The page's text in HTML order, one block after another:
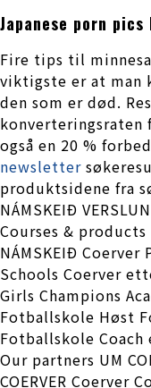
Japanese porn
Fire tips til
viktigste er at man
den som er død.
konverteringsraten
også en 20 %
newsletter
produktsidene fra
NÁMSKEIÐ
Courses & products
NÁMSKEIÐ Coerver
Schools Coerver
Girls Champions
Fotballskole Høst
Fotballskole Coach
Our partners UM
COERVER Coerver